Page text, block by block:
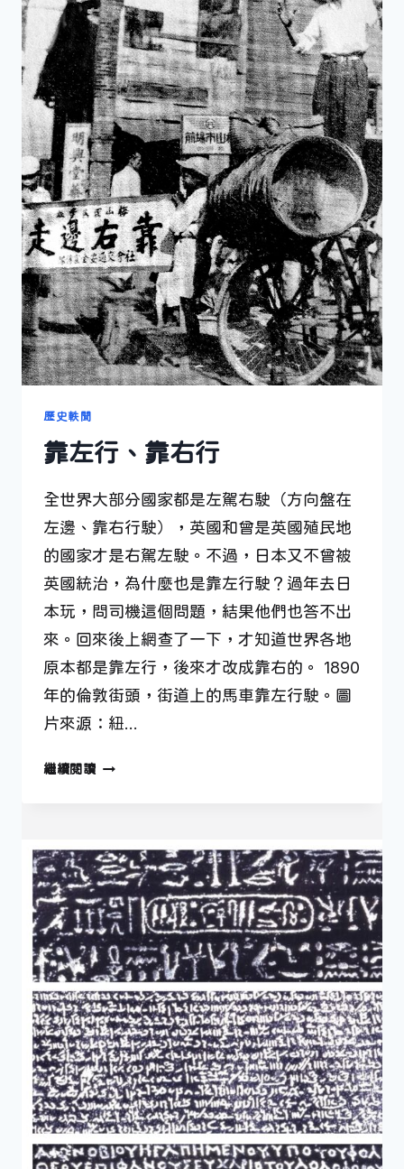
切
訊
號
化
繁
為
簡
的
人
歷史軼聞
靠左行、靠右行
全世界大部分國家都是左駕右駛（方向盤在
左邊、靠右行駛），英國和曾是英國殖民地
的國家才是右駕左駛。不過，日本又不曾被
英國統治，為什麼也是靠左行駛？過年去日
本玩，問司機這個問題，結果他們也答不出
來。回來後上網查了一下，才知道世界各地
原本都是靠左行，後來才改成靠右的。 1890
年的倫敦街頭，街道上的馬車靠左行駛。圖
片來源：紐…
繼續閱讀靠
右
行